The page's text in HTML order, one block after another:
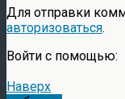
Для отправки
авторизоваться.
Войти с помощью:
Наверх